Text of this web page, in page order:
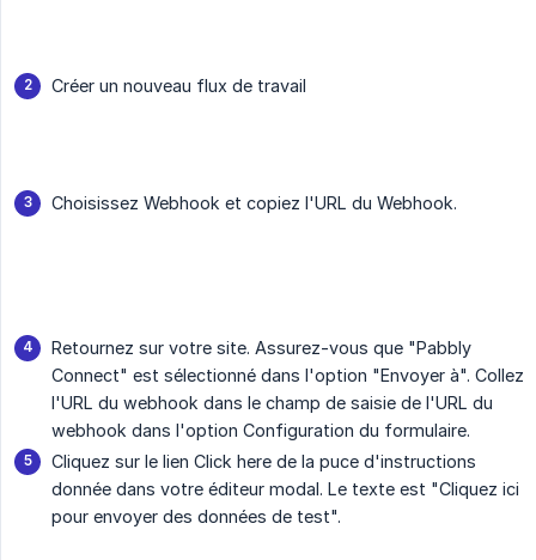
Créer un nouveau flux de travail
Choisissez Webhook et copiez l'URL du Webhook.
Retournez sur votre site. Assurez-vous que "Pabbly
Connect" est sélectionné dans l'option "Envoyer à". Collez
l'URL du webhook dans le champ de saisie de l'URL du
webhook dans l'option Configuration du formulaire.
Cliquez sur le lien Click here de la puce d'instructions
donnée dans votre éditeur modal. Le texte est "Cliquez ici
pour envoyer des données de test".